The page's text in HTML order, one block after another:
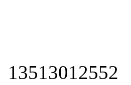
13513012552